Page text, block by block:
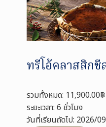
ทรีโอ้คลาสสิกชี
รวมทั้งหมด: 11,900.00฿
ระยะเวลา: 6 ชั่วโมง
วันที่เรียนถัดไป: 2026/